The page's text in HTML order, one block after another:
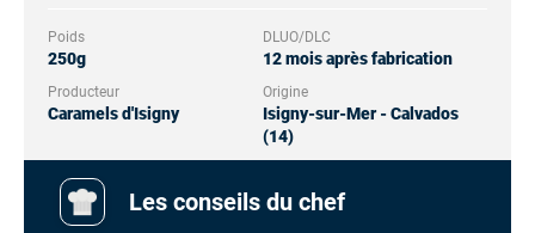
Poids
250g
DLUO/DLC
12 mois après fabrication
Producteur
Caramels d'Isigny
Origine
Isigny-sur-Mer - Calvados
(14)
Les conseils du chef